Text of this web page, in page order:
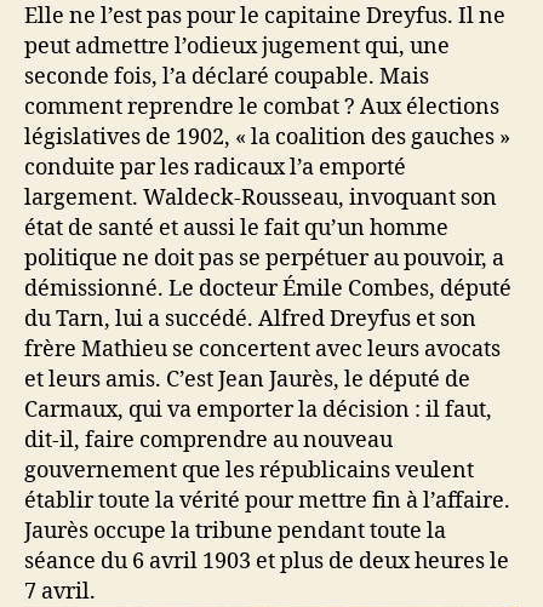
Elle ne l’est pas pour le capitaine Dreyfus. Il ne
peut admettre l’odieux jugement qui, une
seconde fois, l’a déclaré coupable. Mais
comment reprendre le combat ? Aux élections
législatives de 1902, « la coalition des gauches »
conduite par les radicaux l’a emporté
largement. Waldeck-Rousseau, invoquant son
état de santé et aussi le fait qu’un homme
politique ne doit pas se perpétuer au pouvoir, a
démissionné. Le docteur Émile Combes, député
du Tarn, lui a succédé. Alfred Dreyfus et son
frère Mathieu se concertent avec leurs avocats
et leurs amis. C’est Jean Jaurès, le député de
Carmaux, qui va emporter la décision : il faut,
dit-il, faire comprendre au nouveau
gouvernement que les républicains veulent
établir toute la vérité pour mettre fin à l’affaire.
Jaurès occupe la tribune pendant toute la
séance du 6 avril 1903 et plus de deux heures le
7 avril.